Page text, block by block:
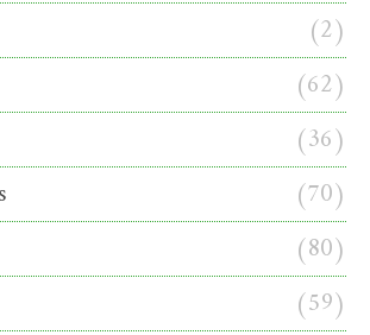
(2)
(62)
(36)
(70)
(80)
(59)